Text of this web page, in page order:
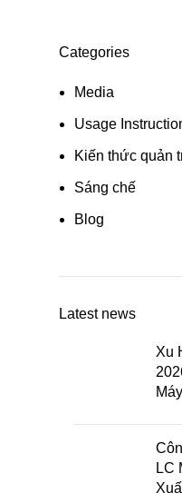
Categories
Media
Usage
Kiến thức quản
Sáng chế
Blog
Latest news
Xu
LC